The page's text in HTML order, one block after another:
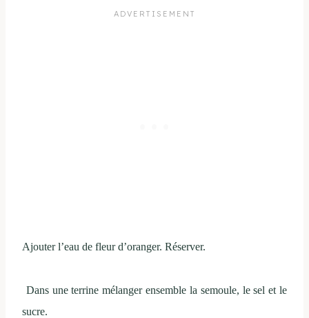
Ajouter l’eau de fleur d’oranger. Réserver.
Dans une terrine mélanger ensemble la semoule, le sel et le
sucre.